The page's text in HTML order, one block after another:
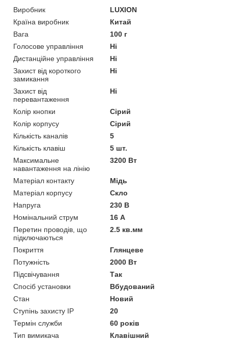
Виробник
LUXION
Країна виробник
Китай
Вага
100 г
Голосове управління
Ні
Дистанційне управління
Ні
Захист від короткого
замикання
Ні
Захист від
перевантаження
Ні
Колір кнопки
Сірий
Колір корпусу
Сірий
Кількість каналів
5
Кількість клавіш
5 шт.
Максимальне
навантаження на лінію
3200 Вт
Матеріал контакту
Мідь
Матеріал корпусу
Скло
Напруга
230 В
Номінальний струм
16 А
Перетин проводів, що
підключаються
2.5 кв.мм
Покриття
Глянцеве
Потужність
2000 Вт
Підсвічування
Так
Спосіб установки
Вбудований
Стан
Новий
Ступінь захисту IP
20
Термін служби
60 років
Тип вимикача
Клавішний